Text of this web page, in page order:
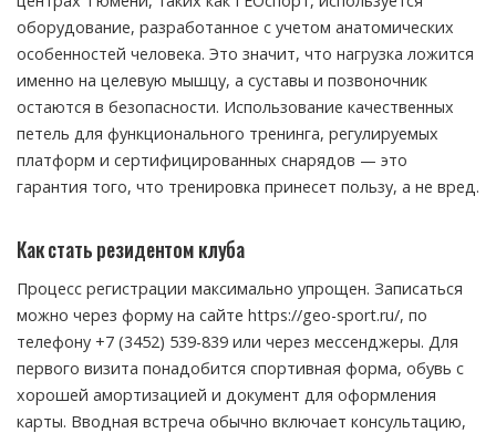
оборудование, разработанное с учетом анатомических
особенностей человека. Это значит, что нагрузка ложится
именно на целевую мышцу, а суставы и позвоночник
остаются в безопасности. Использование качественных
петель для функционального тренинга, регулируемых
платформ и сертифицированных снарядов — это
гарантия того, что тренировка принесет пользу, а не вред.
Как стать резидентом клуба
Процесс регистрации максимально упрощен. Записаться
можно через форму на сайте https://geo-sport.ru/, по
телефону +7 (3452) 539-839 или через мессенджеры. Для
первого визита понадобится спортивная форма, обувь с
хорошей амортизацией и документ для оформления
карты. Вводная встреча обычно включает консультацию,